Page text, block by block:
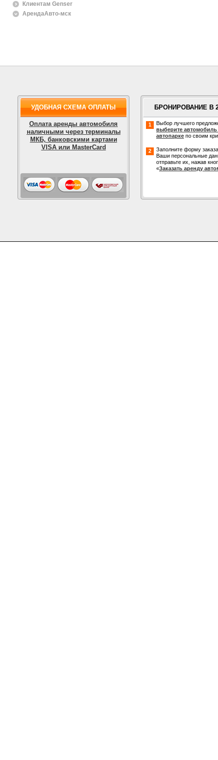
Клиентам Genser
АрендаАвто-мск
УДОБНАЯ СХЕМА ОПЛАТЫ
Оплата аренды автомобиля
наличными через терминалы
МКБ, банковскими картами
VISA или MasterCard
БРОНИРОВАНИЕ В
1
Выбор лучшего
выберите
автопарке по своим
2
Заполните форму
Ваши персональные
отправьте их, нажав
«Заказать аренду